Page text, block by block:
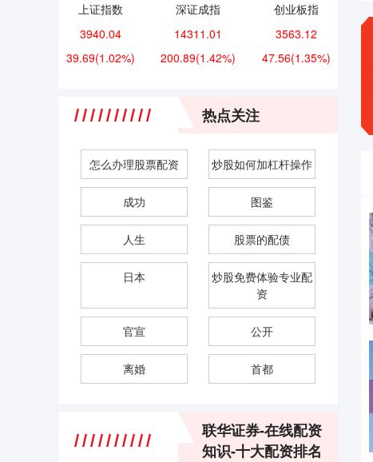
上证指数
3940.04
39.69(1.02%)
深证成指
14311.01
200.89(1.42%)
创业板指
3563.12
47.56(1.35%)
热点关注
怎么办理股票配资 炒股如何加杠杆操作
成功 图鉴
人生 股票的配债
日本
炒股免费体验专业配
资
官宣 公开
离婚 首都
联华证券-在线配资
知识-十大配资排名